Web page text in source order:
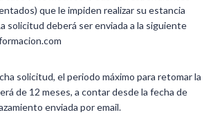
que le impiden realizar su estancia
solicitud deberá ser enviada a la siguiente
solicitud, el periodo máximo para retomar la
de 12 meses, a contar desde la fecha de
enviada por email.